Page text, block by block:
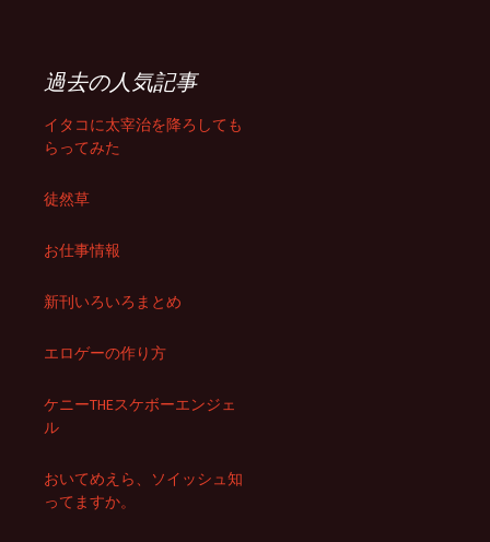
過去の人気記事
イタコに太宰治を降ろしても
らってみた
徒然草
お仕事情報
新刊いろいろまとめ
エロゲーの作り方
ケニーTHEスケボーエンジェ
ル
おいてめえら、ソイッシュ知
ってますか。